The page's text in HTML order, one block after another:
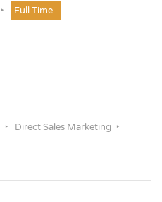
Full Time
Direct Sales Marketing